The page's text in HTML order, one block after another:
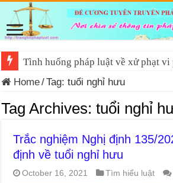
Tình huống pháp luật về xử phạt vi
Home/Tag:tuổi nghỉ hưu
Tag Archives:tuổi nghỉ
Trắc nghiệm Nghị định 135/
định về tuổi nghỉ hưu
October 16, 2021 Tìm hiểu luật